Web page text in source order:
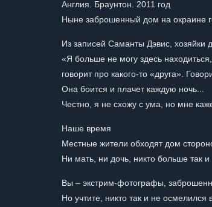
Англия. Браунтон. 2011 год
Ныне заброшенный дом на окраине
Из записей Саманты Дэвис, хозяйки
«Я больше не могу здесь
говорит про какого-то «друга».
Она боится и плачет каждую ночь...
Честно, я не схожу с ума, но мне
Наше время
Местные жители обходят дом
Ни мать, ни дочь, никто больше так и
Вы – экстрим-фотографы,
Но учтите, никто так и не осмелился